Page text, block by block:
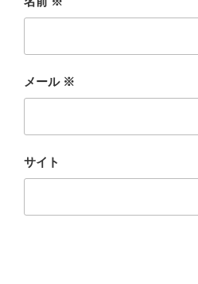
メール ※
サイト